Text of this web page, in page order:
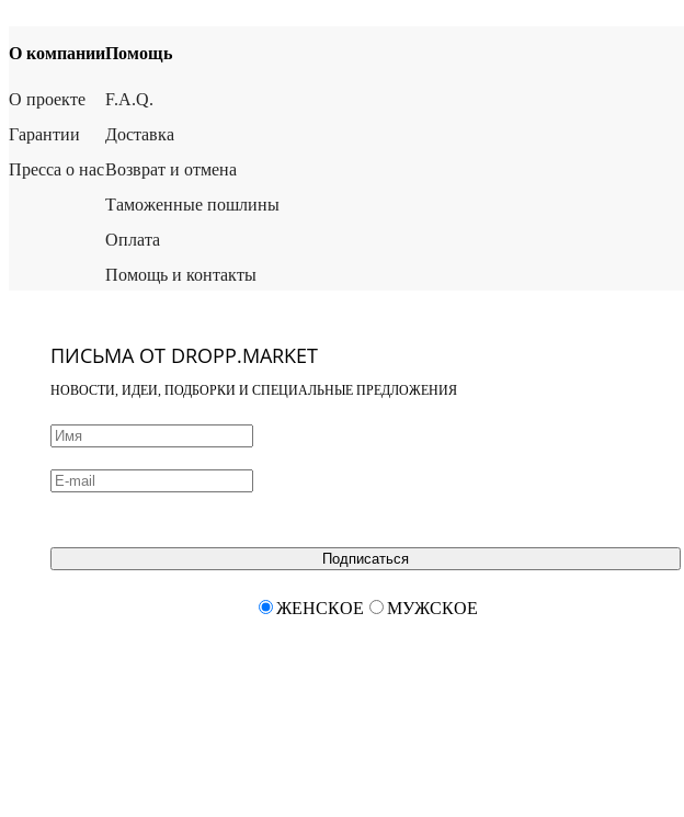
О компании
О проекте
Гарантии
Пресса о нас
Помощь
F.A.Q.
Доставка
Возврат и отмена
Таможенные пошлины
Оплата
Помощь и контакты
ПИСЬМА ОТ DROPP.MARKET
НОВОСТИ, ИДЕИ, ПОДБОРКИ И СПЕЦИАЛЬНЫЕ ПРЕДЛОЖЕНИЯ
Подписаться
ЖЕНСКОЕ МУЖСКОЕ